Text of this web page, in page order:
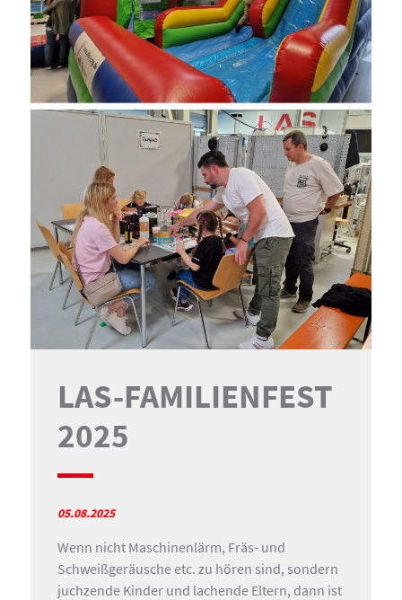
LAS-FAMILIENFEST
2025
05.08.2025
Wenn nicht Maschinenlärm, Fräs- und
Schweißgeräusche etc. zu hören sind, sondern
juchzende Kinder und lachende Eltern, dann ist